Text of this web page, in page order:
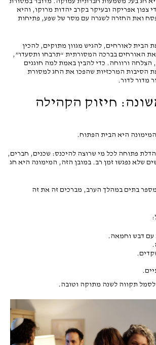
צפון אפריקה ובעיקר בקרב יהדות מרוקו, והיא
ואת החזרה לשגרה עם מסר של שפע, פתיחות
הבית לאורחים, להגיש מגוון מתוקים, להכין
האורחים בברכה המסורתית “תרבחו ותסעדו”,
ורווחה. כדי להבין באמת למה חוגגים
הסיבות המרכזיות שהפכו את החג למסורת
מדור לדור.
חיזוק הקהילה
היא הבית הפתוח.
פתוחה לכל מי שרוצה להיכנס: שכנים, חברים,
שלא נפגשו זמן רב. במובן הזה, המימונה היא חג
בתים במהלך הערב, מברכים זה את זה
עם דבש וחמאה.
לסמל תקווה לשנה מתוקה וטובה.